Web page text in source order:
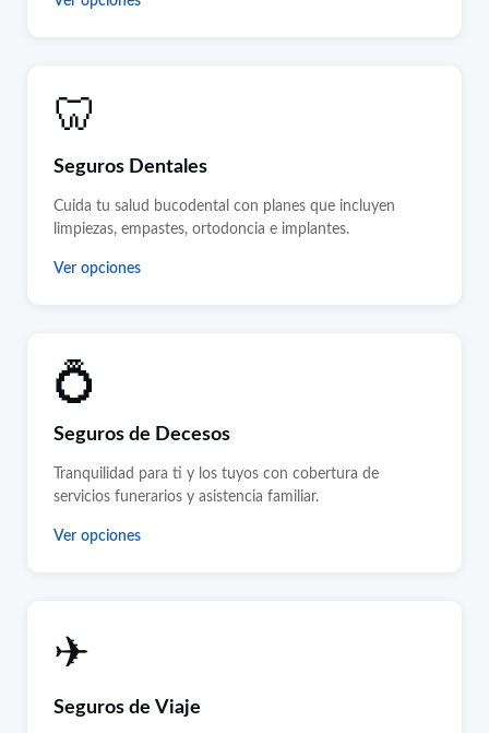
🦷
Seguros Dentales
Cuida tu salud bucodental con planes que incluyen
limpiezas, empastes, ortodoncia e implantes.
Ver opciones
💍
Seguros de Decesos
Tranquilidad para ti y los tuyos con cobertura de
servicios funerarios y asistencia familiar.
Ver opciones
✈
Seguros de Viaje